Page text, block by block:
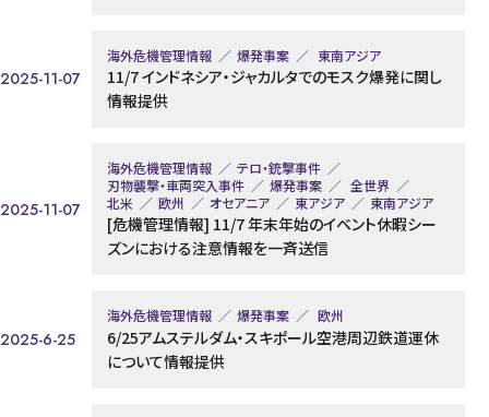
2025-11-07
海外危機管理情報 爆発事案 東南アジア
11/7 インドネシア・ジャカルタでのモスク爆発に関し
情報提供
2025-11-07
海外危機管理情報
テロ・銃撃事件
刃物襲撃・車両突入事件
爆発事案
全世界
北米
欧州 オセアニア 東アジア 東南アジア
[危機管理情報] 11/7 年末年始のイベント休暇シー
ズンにおける注意情報を一斉送信
2025-6-25
海外危機管理情報 爆発事案 欧州
6/25アムステルダム・スキポール空港周辺鉄道運休
について情報提供